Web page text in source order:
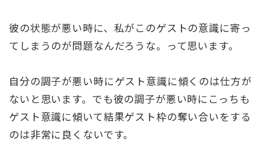
彼の状態が悪い時に、私がこのゲストの意識に寄っ
てしまうのが問題なんだろうな。って思います。
自分の調子が悪い時にゲスト意識に傾くのは仕方が
ないと思います。でも彼の調子が悪い時にこっちも
ゲスト意識に傾いて結果ゲスト枠の奪い合いをする
のは非常に良くないです。